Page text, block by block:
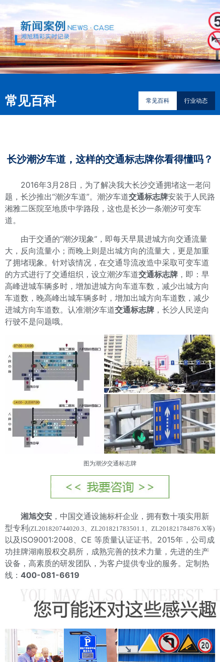
常见百科 常见百科 行业动态
长沙潮汐车道，这样的交通标志牌你看得懂吗？
2016年3月28日，为了解决我大长沙交通拥堵这一老问
题，长沙推出“潮汐车道”。潮汐车道交通标志牌安装于人民路
湘雅二医院至地质中学路段，这也是长沙一条潮汐可变车
道。
由于交通的“潮汐现象”，即每天早晨进城方向交通流量
大，反向流量小；而晚上则是出城方向的流量大，更是加重
了拥堵现象。针对该情况，在交通导流改造中采取可变车道
的方式进行了交通组织，设立潮汐车道交通标志牌 ，即：早
高峰进城车辆多时，增加进城方向车道车数，减少出城方向
车道数，晚高峰出城车辆多时，增加出城方向车道数，减少
进城方向车道数。认准潮汐车道交通标志牌 ，长沙人民逆向
行驶不是问题哦。
图为潮汐交通标志牌
湘旭交安 ，中国交通设施标杆企业，拥有数十项实用新
型专利(ZL201820744020.3、ZL201821783501.1、ZL201821784876.X等)
以及ISO9001:2008、CE 等质量认证证书。2015年，公司成
功挂牌湖南股权交易所，成熟完善的技术力量，先进的生产
设备，高素质的研发团队，为客户提供专业的服务。定制热
线： 400-081-6619